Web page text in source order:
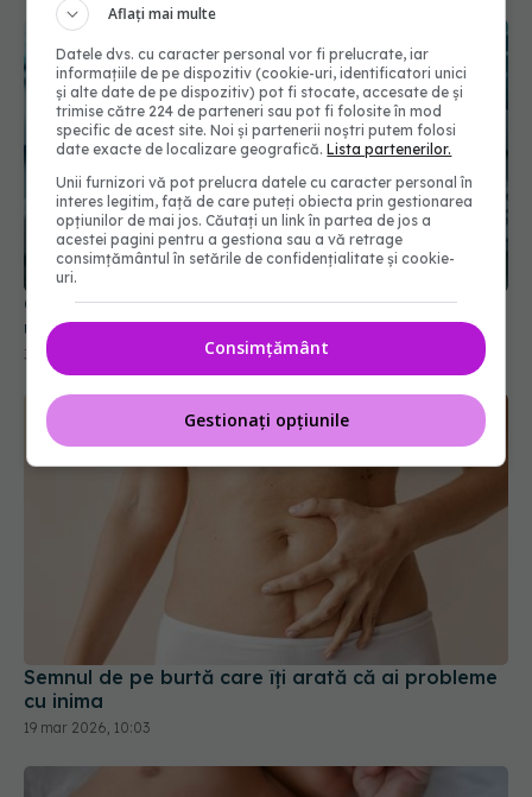
Cele 4 greșeli care îți distrug inima. Avertismentul
unui cardiolog
30 mar 2026, 12:57
Semnul de pe burtă care îți arată că ai probleme
cu inima
19 mar 2026, 10:03
Aflați mai multe
Datele dvs. cu caracter personal vor fi prelucrate, iar
informațiile de pe dispozitiv (cookie-uri, identificatori unici
și alte date de pe dispozitiv) pot fi stocate, accesate de și
trimise către 224 de parteneri sau pot fi folosite în mod
specific de acest site. Noi și partenerii noștri putem folosi
date exacte de localizare geografică.Lista partenerilor.
Unii furnizori vă pot prelucra datele cu caracter personal în
interes legitim, față de care puteți obiecta prin gestionarea
opțiunilor de mai jos. Căutați un link în partea de jos a
acestei pagini pentru a gestiona sau a vă retrage
consimțământul în setările de confidențialitate și cookie-
uri.
Consimțământ
Gestionați opțiunile